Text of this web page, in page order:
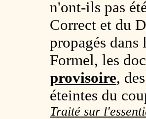
n'ont-ils pas
Correct et du
propagés
Formel, les
provisoire, des
éteintes du
Traité sur